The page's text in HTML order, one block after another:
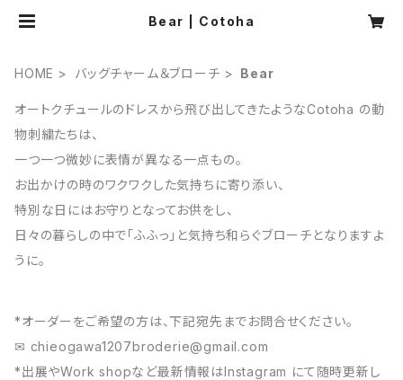
Bear | Cotoha
HOME バッグチャーム＆ブローチ Bear
オートクチュールのドレスから飛び出してきたようなCotoha の動
物刺繍たちは、
一つ一つ微妙に表情が異なる一点もの。
お出かけの時のワクワクした気持ちに寄り添い、
特別な日にはお守りとなってお供をし、
日々の暮らしの中で「ふふっ」と気持ち和らぐブローチとなりますよ
うに。
*オーダーをご希望の方は、下記宛先までお問合せください。
✉︎ chieogawa1207broderie@gmail.com
*出展やWork shopなど最新情報はInstagram にて随時更新し